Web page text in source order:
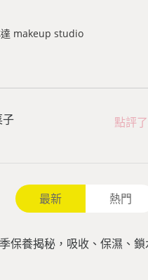
makeup studio
子 點評
最新 熱門